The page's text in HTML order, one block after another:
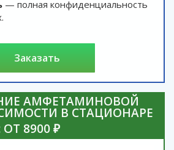
— полная конфиденциальность
заказать
АМФЕТАМИНОВОЙ
В СТАЦИОНАРЕ
8900 ₽